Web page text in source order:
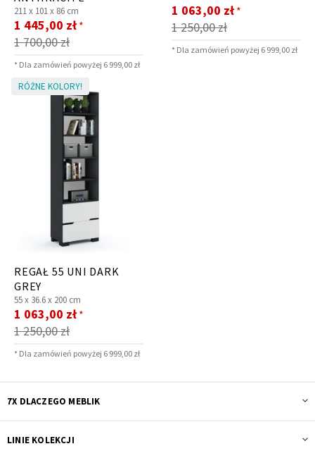
211 x 101 x 86 cm
1 700,00 zł
Cena
promocyjna
1 445,00 zł *
* Dla zamówień powyżej 6 999,00 zł
1 250,00 zł
Cena
promocyjna
1 063,00 zł *
* Dla zamówień powyżej 6 999,00 zł
RÓŻNE KOLORY!
REGAŁ 55 UNI DARK
GREY
55 x 36.6 x 200 cm
1 250,00 zł
Cena
promocyjna
1 063,00 zł *
* Dla zamówień powyżej 6 999,00 zł
7X DLACZEGO MEBLIK
LINIE KOLEKCJI